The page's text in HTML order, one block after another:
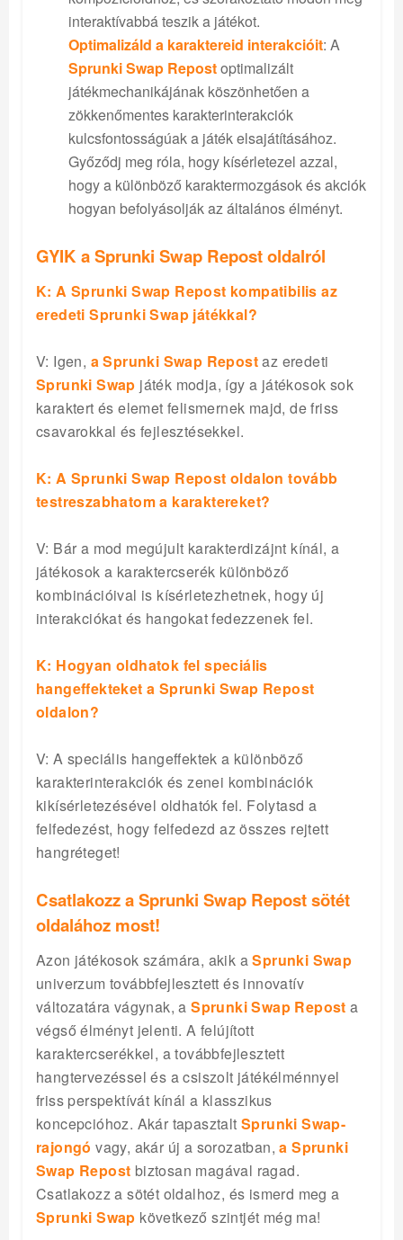
interaktívabbá teszik a játékot.
Optimalizáld a karaktereid interakcióit: A
Sprunki Swap Repostoptimalizált
játékmechanikájának köszönhetően a
zökkenőmentes karakterinterakciók
kulcsfontosságúak a játék elsajátításához.
Győződj meg róla, hogy kísérletezel azzal,
hogy a különböző karaktermozgások és akciók
hogyan befolyásolják az általános élményt.
GYIK a Sprunki Swap Repost oldalról
K: A Sprunki Swap Repost kompatibilis az
eredeti Sprunki Swap játékkal?
V: Igen, a Sprunki Swap Repostaz eredeti
Sprunki Swap játék modja, így a játékosok sok
karaktert és elemet felismernek majd, de friss
csavarokkal és fejlesztésekkel.
K: A Sprunki Swap Repost oldalon tovább
testreszabhatom a karaktereket?
V: Bár a mod megújult karakterdizájnt kínál, a
játékosok a karaktercserék különböző
kombinációival is kísérletezhetnek, hogy új
interakciókat és hangokat fedezzenek fel.
K: Hogyan oldhatok fel speciális
hangeffekteket a Sprunki Swap Repost
oldalon?
V: A speciális hangeffektek a különböző
karakterinterakciók és zenei kombinációk
kikísérletezésével oldhatók fel. Folytasd a
felfedezést, hogy felfedezd az összes rejtett
hangréteget!
Csatlakozz a Sprunki Swap Repost sötét
oldalához most!
Azon játékosok számára, akik aSprunki Swap
univerzum továbbfejlesztett és innovatív
változatára vágynak, aSprunki Swap Repost a
végső élményt jelenti. A felújított
karaktercserékkel, a továbbfejlesztett
hangtervezéssel és a csiszolt játékélménnyel
friss perspektívát kínál a klasszikus
koncepcióhoz. Akár tapasztalt Sprunki Swap-
rajongó vagy, akár új a sorozatban,a Sprunki
Swap Repost biztosan magával ragad.
Csatlakozz a sötét oldalhoz, és ismerd meg a
Sprunki Swap következő szintjét még ma!